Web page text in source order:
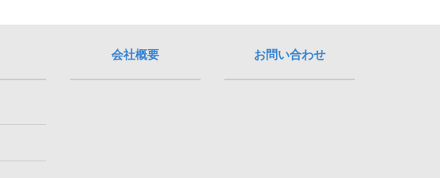
会社概要 お問い合わせ